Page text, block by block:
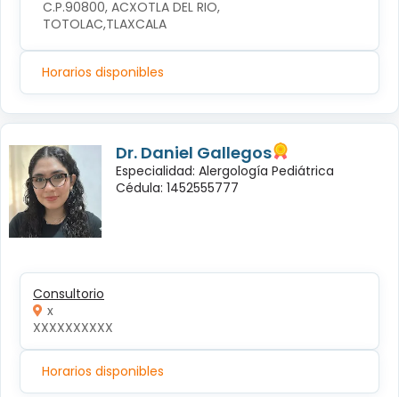
C.P.90800, ACXOTLA DEL RIO,
TOTOLAC,TLAXCALA
Horarios disponibles
Dr. Daniel Gallegos
Especialidad: Alergología Pediátrica
Cédula: 1452555777
Consultorio
x
XXXXXXXXXX
Horarios disponibles